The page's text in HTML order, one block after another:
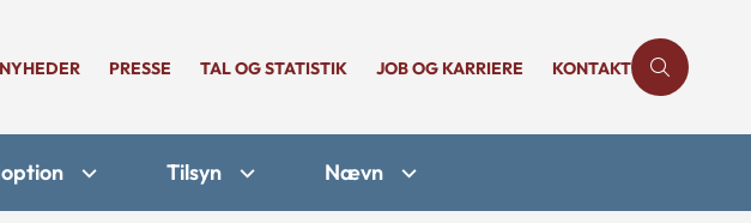
NYHEDER PRESSE TAL OG STATISTIK JOB OG KARRIERE KONTAKT
Tilsyn Nævn